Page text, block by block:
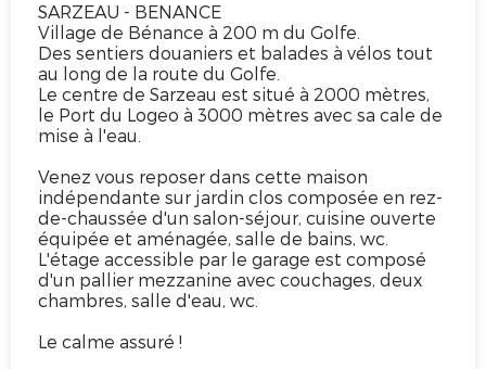
SARZEAU - BENANCE
Village de Bénance à 200 m du Golfe.
Des sentiers douaniers et balades à vélos tout
au long de la route du Golfe.
Le centre de Sarzeau est situé à 2000 mètres,
le Port du Logeo à 3000 mètres avec sa cale de
mise à l'eau.
Venez vous reposer dans cette maison
indépendante sur jardin clos composée en rez-
de-chaussée d'un salon-séjour, cuisine ouverte
équipée et aménagée, salle de bains, wc.
L'étage accessible par le garage est composé
d'un pallier mezzanine avec couchages, deux
chambres, salle d'eau, wc.
Le calme assuré !